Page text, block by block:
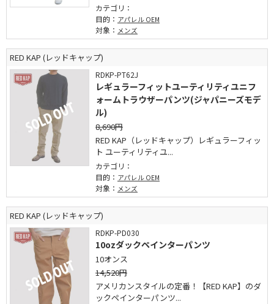
カテゴリ：
目的： アパレル OEM
対象： メンズ
RED KAP (レッドキャップ)
RDKP-PT62J
レギュラーフィットユーティリティユニフ
ォームトラウザーパンツ(ジャパニーズモデ
ル)
8,690円
RED KAP（レッドキャップ）レギュラーフィッ
ト ユーティリティユ...
カテゴリ：
目的： アパレル OEM
対象： メンズ
RED KAP (レッドキャップ)
RDKP-PD030
10ozダックペインターパンツ
10オンス
14,520円
アメリカンスタイルの定番！【RED KAP】のダ
ックペインターパンツ...